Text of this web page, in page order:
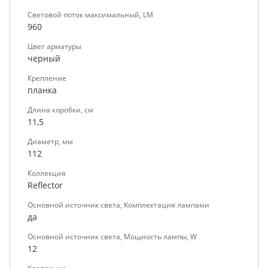
Световой поток максимальный, LM
960
Цвет арматуры
черный
Крепление
планка
Длина коробки, см
11,5
Диаметр, мм
112
Коллекция
Reflector
Основной источник света, Комплектация лампами
да
Основной источник света, Мощность лампы, W
12